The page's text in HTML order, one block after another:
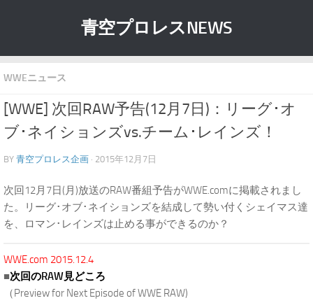
青空プロレスNEWS
WWEニュース
[WWE] 次回RAW予告(12月7日)：リーグ･オ
ブ･ネイションズvs.チーム･レインズ！
BY 青空プロレス企画 · 2015年12月7日
次回12月7日(月)放送のRAW番組予告がWWE.comに掲載されまし
た。リーグ･オブ･ネイションズを結成して勢い付くシェイマス達
を、ロマン･レインズは止める事ができるのか？
WWE.com 2015.12.4
■次回のRAW見どころ
（Preview for Next Episode of WWE RAW)